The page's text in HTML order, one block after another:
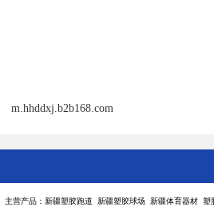
m.hhddxj.b2b168.com
主营产品：新疆塑胶跑道 新疆塑胶球场 新疆体育器材